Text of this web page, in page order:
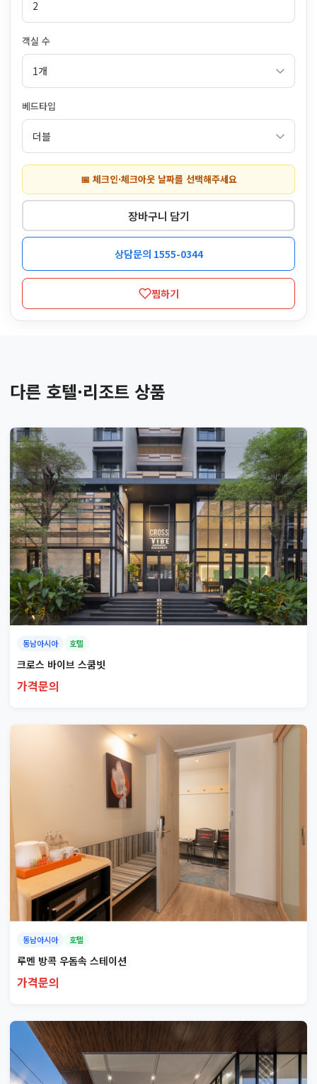
객실 수
베드타입
📅 체크인·체크아웃 날짜를 선택해주세요
장바구니 담기
상담문의 1555-0344
찜하기
다른 호텔·리조트 상품
동남아시아 호텔
크로스 바이브 스쿰빗
가격문의
동남아시아 호텔
루멘 방콕 우돔속 스테이션
가격문의